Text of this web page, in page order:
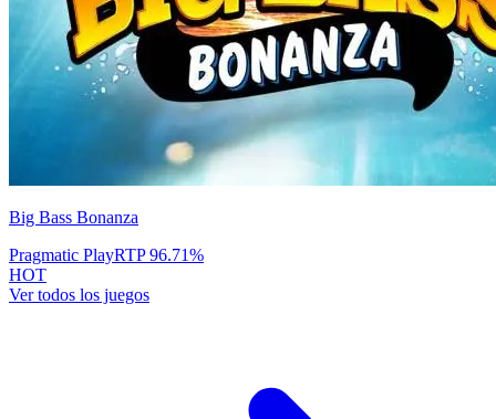
Big Bass Bonanza
Pragmatic PlayRTP96.71%
HOT
Ver todos los juegos